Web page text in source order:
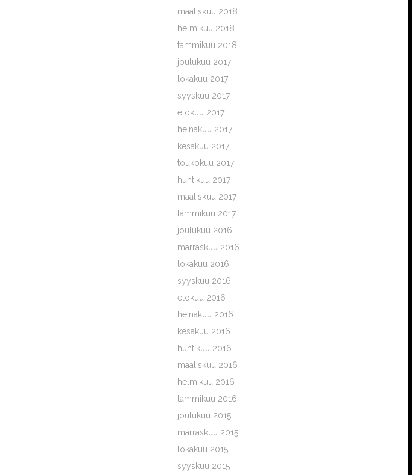
maaliskuu 2018
helmikuu 2018
tammikuu 2018
joulukuu 2017
lokakuu 2017
syyskuu 2017
elokuu 2017
heinäkuu 2017
kesäkuu 2017
toukokuu 2017
huhtikuu 2017
maaliskuu 2017
tammikuu 2017
joulukuu 2016
marraskuu 2016
lokakuu 2016
syyskuu 2016
elokuu 2016
heinäkuu 2016
kesäkuu 2016
huhtikuu 2016
maaliskuu 2016
helmikuu 2016
tammikuu 2016
joulukuu 2015
marraskuu 2015
lokakuu 2015
syyskuu 2015